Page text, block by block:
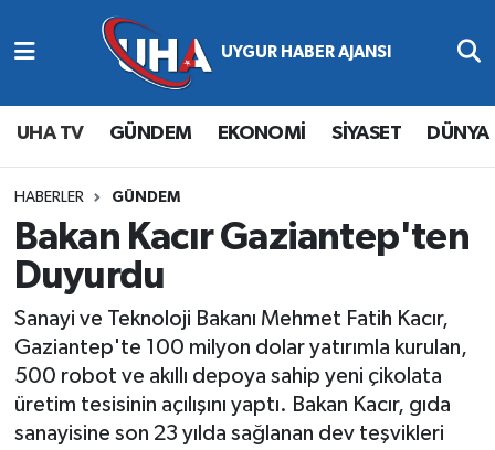
UHA TV GÜNDEM EKONOMİ SİYASET DÜNYA
HABERLER GÜNDEM
Bakan Kacır Gaziantep'ten
Duyurdu
Sanayi ve Teknoloji Bakanı Mehmet Fatih Kacır,
Gaziantep'te 100 milyon dolar yatırımla kurulan,
500 robot ve akıllı depoya sahip yeni çikolata
üretim tesisinin açılışını yaptı. Bakan Kacır, gıda
sanayisine son 23 yılda sağlanan dev teşvikleri
Abone Ol
Gündem
Ekonomi
Magazin
Siyaset
Spor
Yaşam
Nöbetçi Eczaneler
Hava Durumu
Namaz Vakitleri
Trafik Durumu
Süper Lig Puan Durumu ve Fikstür
Tüm Manşetler
Son Dakika Haberleri